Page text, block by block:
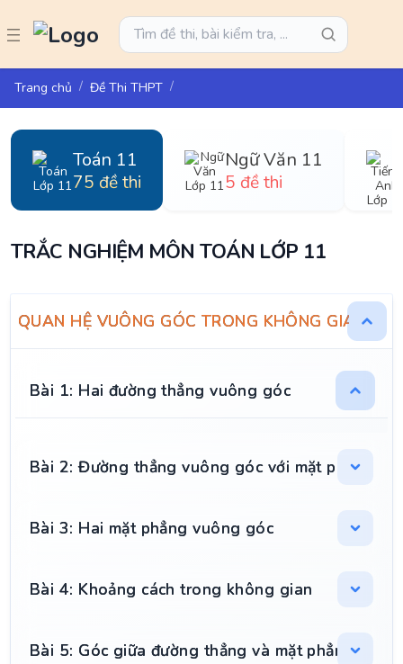
Trang chủ Đề Thi THPT
Toán 11
75 đề thi
Ngữ Văn 11
5 đề thi
TRẮC NGHIỆM MÔN TOÁN LỚP 11
QUAN HỆ VUÔNG GÓC TRONG KHÔNG GIAN
Bài 1: Hai đường thẳng vuông góc
Bài 2: Đường thẳng vuông góc với mặt phẳng
Bài 3: Hai mặt phẳng vuông góc
Bài 4: Khoảng cách trong không gian
Bài 5: Góc giữa đường thẳng và mặt phẳng. Góc